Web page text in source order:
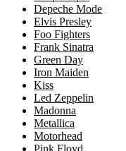
Depeche Mode
Elvis Presley
Foo Fighters
Frank Sinatra
Green Day
Iron Maiden
Kiss
Led Zeppelin
Madonna
Metallica
Motorhead
Pink Floyd